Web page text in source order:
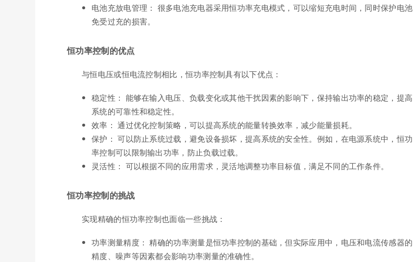
电池充放电管理： 很多电池充电器采用恒功率充电模式，可以缩短充电时间，同时保护电池
免受过充的损害。
恒功率控制的优点
与恒电压或恒电流控制相比，恒功率控制具有以下优点：
稳定性： 能够在输入电压、负载变化或其他干扰因素的影响下，保持输出功率的稳定，提高
系统的可靠性和稳定性。
效率： 通过优化控制策略，可以提高系统的能量转换效率，减少能量损耗。
保护： 可以防止系统过载，避免设备损坏，提高系统的安全性。例如，在电源系统中，恒功
率控制可以限制输出功率，防止负载过载。
灵活性： 可以根据不同的应用需求，灵活地调整功率目标值，满足不同的工作条件。
恒功率控制的挑战
实现精确的恒功率控制也面临一些挑战：
功率测量精度： 精确的功率测量是恒功率控制的基础，但实际应用中，电压和电流传感器的
精度、噪声等因素都会影响功率测量的准确性。